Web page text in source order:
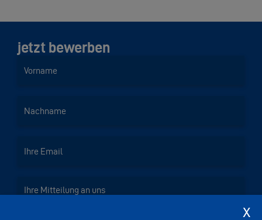
jetzt bewerben